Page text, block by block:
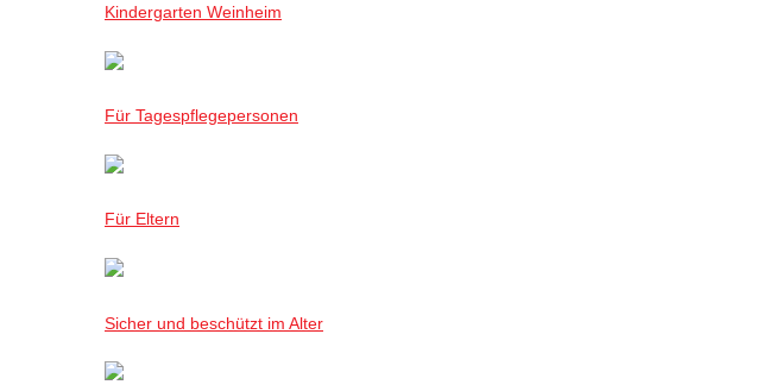
Kindergarten Weinheim
Für Tagespflegepersonen
Für Eltern
Sicher und beschützt im Alter